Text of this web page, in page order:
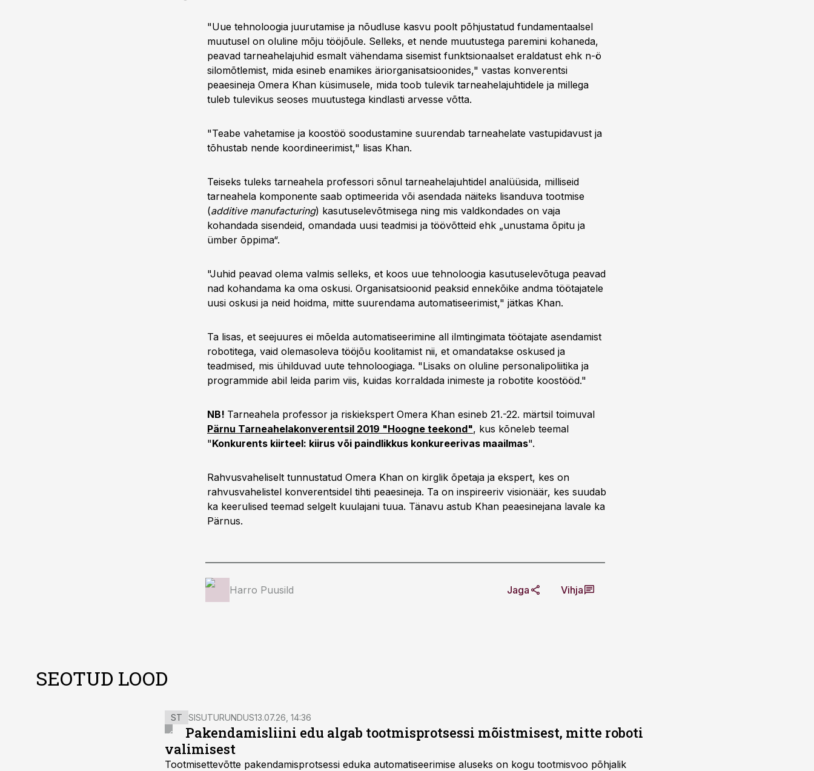
"Uue tehnoloogia juurutamise ja nõudluse kasvu poolt põhjustatud fundamentaalsel
muutusel on oluline mõju tööjõule. Selleks, et nende muutustega paremini kohaneda,
peavad tarneahelajuhid esmalt vähendama sisemist funktsionaalset eraldatust ehk n-ö
silomõtlemist, mida esineb enamikes äriorganisatsioonides," vastas konverentsi
peaesineja Omera Khan küsimusele, mida toob tulevik tarneahelajuhtidele ja millega
tuleb tulevikus seoses muutustega kindlasti arvesse võtta.
"Teabe vahetamise ja koostöö soodustamine suurendab tarneahelate vastupidavust ja
tõhustab nende koordineerimist," lisas Khan.
Teiseks tuleks tarneahela professori sõnul tarneahelajuhtidel analüüsida, milliseid
tarneahela komponente saab optimeerida või asendada näiteks lisanduva tootmise
(additive manufacturing) kasutuselevõtmisega ning mis valdkondades on vaja
kohandada sisendeid, omandada uusi teadmisi ja töövõtteid ehk „unustama õpitu ja
ümber õppima“.
"Juhid peavad olema valmis selleks, et koos uue tehnoloogia kasutuselevõtuga peavad
nad kohandama ka oma oskusi. Organisatsioonid peaksid ennekõike andma töötajatele
uusi oskusi ja neid hoidma, mitte suurendama automatiseerimist," jätkas Khan.
Ta lisas, et seejuures ei mõelda automatiseerimine all ilmtingimata töötajate asendamist
robotitega, vaid olemasoleva tööjõu koolitamist nii, et omandatakse oskused ja
teadmised, mis ühilduvad uute tehnoloogiaga. "Lisaks on oluline personalipoliitika ja
programmide abil leida parim viis, kuidas korraldada inimeste ja robotite koostööd."
NB! Tarneahela professor ja riskiekspert Omera Khan esineb 21.-22. märtsil toimuval
Pärnu Tarneahelakonverentsil 2019 "Hoogne teekond", kus kõneleb teemal
"Konkurents kiirteel: kiirus või paindlikkus konkureerivas maailmas".
Rahvusvaheliselt tunnustatud Omera Khan on kirglik õpetaja ja ekspert, kes on
rahvusvahelistel konverentsidel tihti peaesineja. Ta on inspireeriv visionäär, kes suudab
ka keerulised teemad selgelt kuulajani tuua. Tänavu astub Khan peaesinejana lavale ka
Pärnus.
Harro Puusild Jaga Vihja
SEOTUD LOOD
ST SISUTURUNDUS13.07.26, 14:36
Pakendamisliini edu algab tootmisprotsessi mõistmisest, mitte roboti
valimisest
Tootmisettevõtte pakendamisprotsessi eduka automatiseerimise aluseks on kogu tootmisvoo põhjalik